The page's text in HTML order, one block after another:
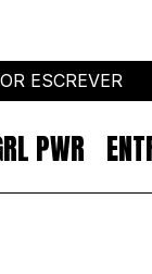
ESCREVER
PWR